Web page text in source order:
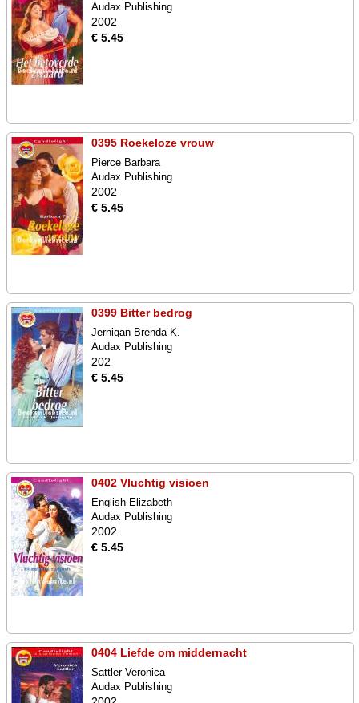
Audax Publishing
2002
€ 5.45
0395 Roekeloze vrouw
Pierce Barbara
Audax Publishing
2002
€ 5.45
0399 Bitter bedrog
Jernigan Brenda K.
Audax Publishing
202
€ 5.45
0402 Vluchtig visioen
English Elizabeth
Audax Publishing
2002
€ 5.45
0404 Liefde om middernacht
Sattler Veronica
Audax Publishing